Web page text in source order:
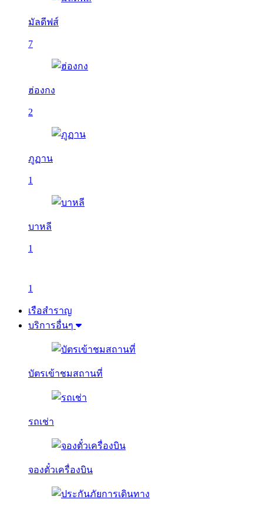
มัลดีฟส์
7
ฮ่องกง
2
ภูฏาน
1
บาหลี
1
1
เรือสำราญ
บริการอื่นๆ
บัตรเข้าชมสถานที่
รถเช่า
จองตั๋วเครื่องบิน